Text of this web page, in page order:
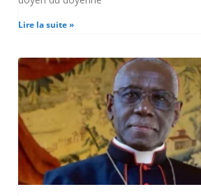
Lire la suite »